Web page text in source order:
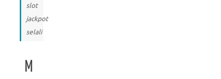
slot
jackpot
selali
M